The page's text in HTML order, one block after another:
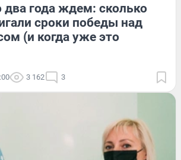
года ждем: сколько
сроки победы над
(и когда уже это
3 162 3